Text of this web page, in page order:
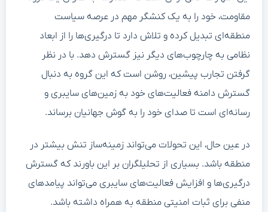
مقاومت، خود را به یک کنشگر مهم در عرصه سیاست
منطقه‌ای تبدیل کرده و تلاش دارد تا درگیری‌ها را از ابعاد
نظامی به چارچوب‌های دیگر نیز گسترش دهد. با در نظر
گرفتن تجارب پیشین، روشن است که این گروه به دنبال
گسترش دامنه فعالیت‌های خود به زمین‌های سایبری و
رسانه‌ای است تا صدای خود را به گوش جهانیان برساند.
در عین حال، این تحولات می‌تواند زمینه‌ساز تنش بیشتر در
منطقه باشد. بسیاری از تحلیلگران بر این باورند که گسترش
درگیری‌ها و افزایش فعالیت‌های سایبری می‌تواند پیامدهای
منفی برای ثبات امنیتی منطقه به همراه داشته باشد.